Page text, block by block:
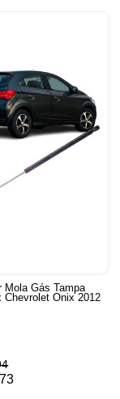
Mola Gás Tampa
Chevrolet Onix 2012